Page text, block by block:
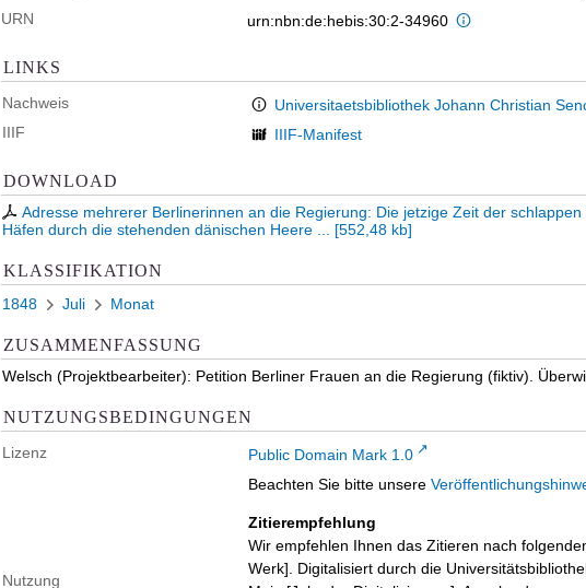
URN
urn:nbn:de:hebis:30:2-34960
LINKS
Nachweis
Universitaetsbibliothek Johann Christian
IIIF
IIIF-Manifest
DOWNLOAD
Adresse mehrerer Berlinerinnen an die Regierung: Die jetzige Zeit der
Häfen durch die stehenden dänischen Heere ...
[552,48 kb]
KLASSIFIKATION
1848 Juli Monat
ZUSAMMENFASSUNG
Welsch (Projektbearbeiter): Petition Berliner Frauen an die Regierung (fiktiv).
NUTZUNGSBEDINGUNGEN
Lizenz Public Domain Mark 1.0
Nutzung
Beachten Sie bitte unsere
Zitierempfehlung
Wir empfehlen Ihnen das Zitieren nach
Werk]. Digitalisiert durch die